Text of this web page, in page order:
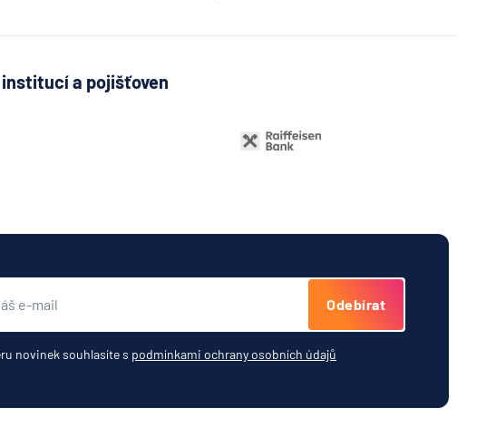
a pojišťoven
Odebírat
novinek souhlasíte s podmínkami ochrany osobních údajů